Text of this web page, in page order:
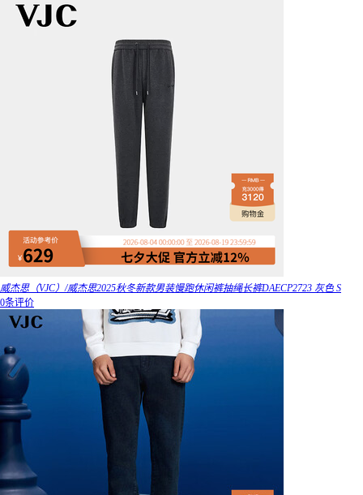
威杰思（VJC）/威杰思2025秋冬新款男装慢跑休闲裤抽绳长裤DAECP2723 灰色 S
0条评价